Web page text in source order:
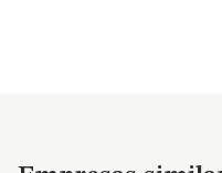
Empresas similares